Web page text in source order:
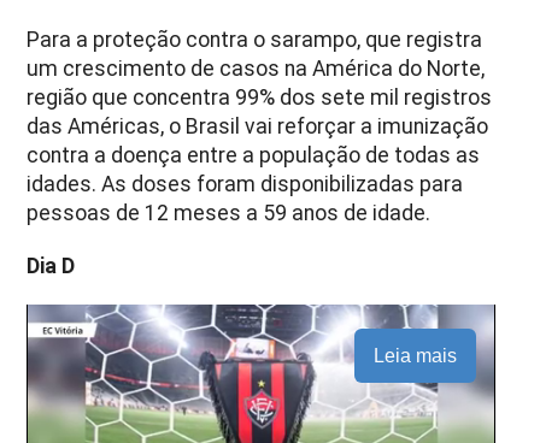
Para a proteção contra o sarampo, que registra
um crescimento de casos na América do Norte,
região que concentra 99% dos sete mil registros
das Américas, o Brasil vai reforçar a imunização
contra a doença entre a população de todas as
idades. As doses foram disponibilizadas para
pessoas de 12 meses a 59 anos de idade.
Dia D
Leia mais